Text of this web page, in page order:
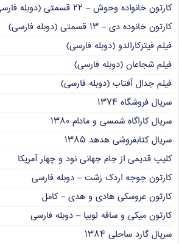
کارتون خانواده وحوش – ۲۲ قسمتی (دوبله فارسی)
کارتون خانوده دی – ۱۳ قسمتی (دوبله فارسی)
فیلم فیتزکارالدو (دوبله فارسی)
فیلم شجاعان (دوبله فارسی)
فیلم جدال آفتاب (دوبله فارسی)
سریال فروشگاه ۱۳۷۴
سریال کاراگاه شمسی و مادام ۱۳۸۰
سریال کتابفروشی هدهد ۱۳۸۵
کلیپ قدیمی از جام جهانی نود و چهار آمریکا
کارتون جوجه اردک زشت – دوبله فارسی
کارتون عروسکی هادی و هدی – کامل
کارتون میکی و ساقه لوبیا – دوبله فارسی
سریال گارد ساحلی ۱۳۸۴